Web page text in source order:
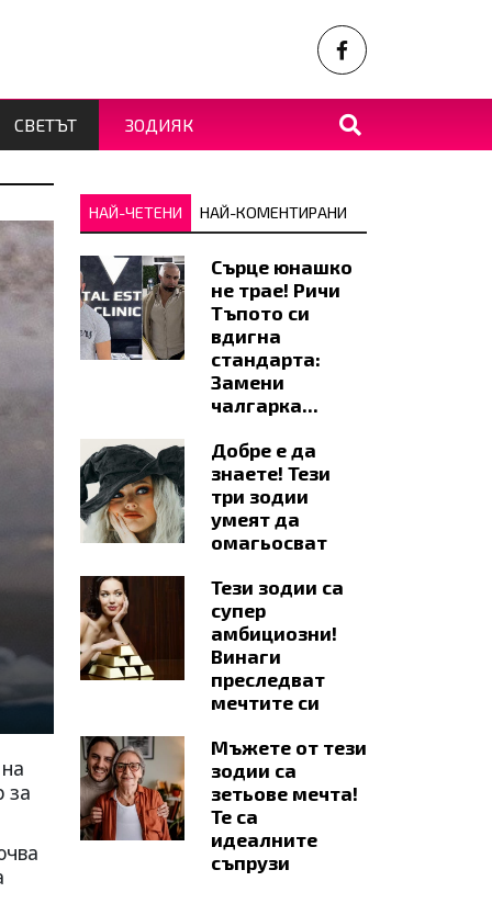
СВЕТЪТ ЗОДИЯК
за
НАЙ-ЧЕТЕНИ НАЙ-КОМЕНТИРАНИ
Сърце юнашко
не трае! Ричи
Тъпото си
вдигна
стандарта:
Замени
чалгарка...
Добре е да
знаете! Тези
три зодии
умеят да
омагьосват
Тези зодии са
супер
амбициозни!
Винаги
преследват
мечтите си
Мъжете от тези
зодии са
зетьове мечта!
Те са
идеалните
съпрузи